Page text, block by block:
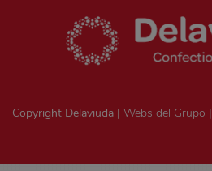
Copyright Delaviuda | Webs del Grupo |